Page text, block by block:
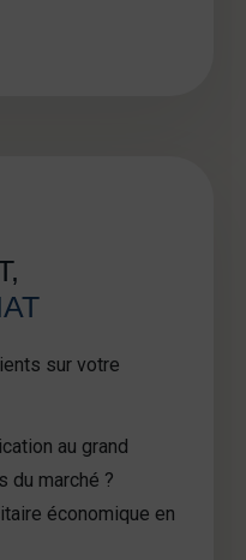
sur votre
au grand
du marché ?
économique en